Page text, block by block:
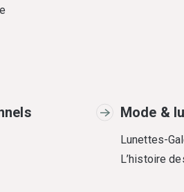
Mode &
Lunettes-
L’histoire